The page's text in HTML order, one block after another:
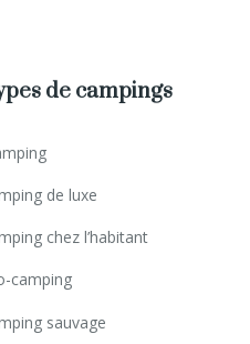
de campings
de luxe
chez l’habitant
camping
sauvage